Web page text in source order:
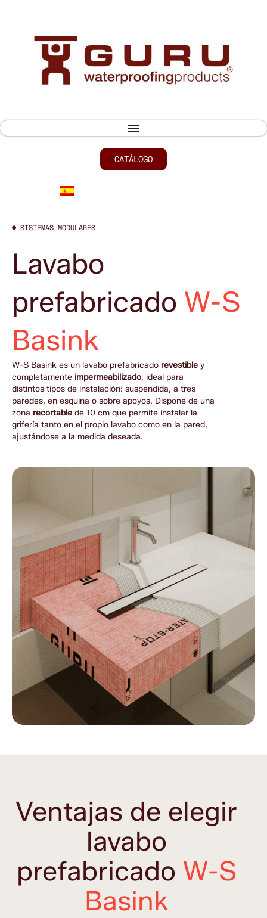
CATÁLOGO
● SISTEMAS MODULARES
Lavabo
prefabricado W-S
Basink
W-S Basink es un lavabo prefabricado revestible y
completamente impermeabilizado, ideal para
distintos tipos de instalación: suspendida, a tres
paredes, en esquina o sobre apoyos. Dispone de una
zona recortable de 10 cm que permite instalar la
grifería tanto en el propio lavabo como en la pared,
ajustándose a la medida deseada.
Ventajas de elegir
lavabo
prefabricado W-S
Basink